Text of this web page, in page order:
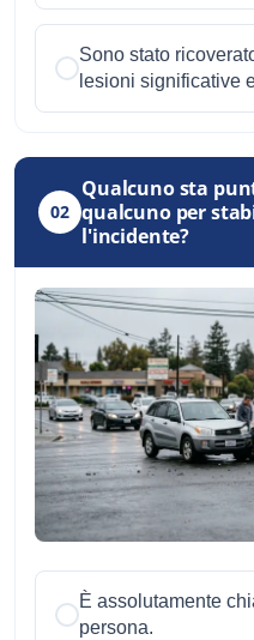
Sono stato
lesioni significative
02
Qualcuno sta
qualcuno per
l'incidente?
È assolutamente
persona.